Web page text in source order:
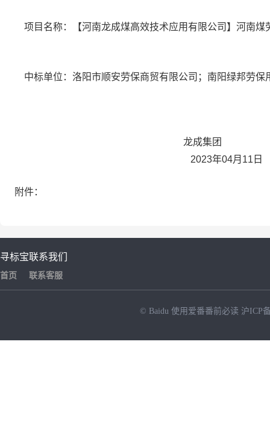
项目名称：【河南龙成煤高效技术应用有限公司】河南煤
中标单位：洛阳市顺安劳保商贸有限公司；南阳绿邦劳保
龙成集团
2023年04月11日
附件：
寻标宝
首页
联系我们
联系客服
© Baidu 使用爱番番前必读 沪ICP